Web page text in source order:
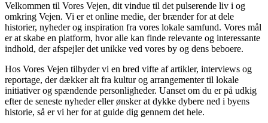
Velkommen til Vores Vejen, dit vindue til det pulserende liv i og
omkring Vejen. Vi er et online medie, der brænder for at dele
historier, nyheder og inspiration fra vores lokale samfund. Vores mål
er at skabe en platform, hvor alle kan finde relevante og interessante
indhold, der afspejler det unikke ved vores by og dens beboere.
Hos Vores Vejen tilbyder vi en bred vifte af artikler, interviews og
reportage, der dækker alt fra kultur og arrangementer til lokale
initiativer og spændende personligheder. Uanset om du er på udkig
efter de seneste nyheder eller ønsker at dykke dybere ned i byens
historie, så er vi her for at guide dig gennem det hele.